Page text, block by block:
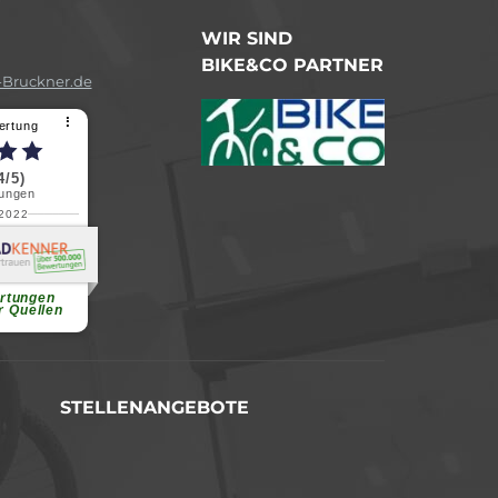
⠇
5)
Quellen
B.
WIR SIND
BIKE&CO PARTNER
STELLENANGEBOTE